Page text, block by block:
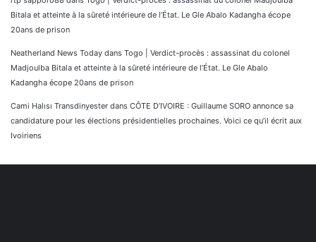
Bitala et atteinte à la sûreté intérieure de l’État. Le Gle Abalo Kadangha écope
20ans de prison
Neatherland News Today dans Togo | Verdict-procès : assassinat du colonel
Madjoulba Bitala et atteinte à la sûreté intérieure de l’État. Le Gle Abalo
Kadangha écope 20ans de prison
Cami Halısı Transdinyester dans CÔTE D’IVOIRE : Guillaume SORO annonce sa
candidature pour les élections présidentielles prochaines. Voici ce qu’il écrit aux
Ivoiriens